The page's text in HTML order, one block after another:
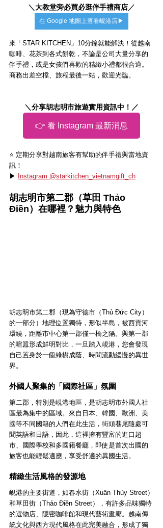
＼大教堂旁必買必逛伴手禮商店／
在 Google 地圖上查看峴港店▶
來「STAR KITCHEN」10分鐘就能解決！從越南
咖啡、花茶到各式餅乾，不論是公司大量分享的
伴手禮，或是女孩們喜歡的精緻小禮都很合適。
商務出差空檔、旅程最後一站，歡迎光臨。
＼分享胡志明市旅遊實用資訊中！／
👉 看 Instagram 最新消息
⭐️ 定期分享對越南旅客有幫助的伴手禮與當地資
訊！
▶
Instagram @starkitchen_vietnamgift_ch
胡志明市第二郡（草田 Thảo
Điền）在哪裡？魅力與特色
胡志明市第二郡（現為守德市（Thủ Đức City）
的一部分）地理位置獨特，形似半島，被西貢河
環繞，距離市中心第一郡僅一橋之隔。與第一郡
的喧囂形成鮮明對比，一旦踏入峴港，您會發現
自己置身於一個綠樹成蔭、時間流動緩慢的異世
界。
外國人聚集的「國際社區」氛圍
第二郡，特別是峴港地區，是胡志明市外國人社
區最為集中的區域。來自日本、韓國、歐洲、美
國等不同國籍的人們在此生活，街頭巷尾隨處可
聞英語和日語，因此，這裡擁有豐富的進口超
市、國際學校和多國籍餐廳，即使是首次出國的
旅客也能輕鬆適應，享受舒適的異國生活。
精緻生活風格的發源地
峴港的主要街道，如春水街（Xuân Thủy Street）
和草田街（Thảo Điền Street），有許多品味獨特
的選物店、隱密咖啡館和現代藝術畫廊。越南傳
統文化與西方現代風格在此完美融合，形成了獨